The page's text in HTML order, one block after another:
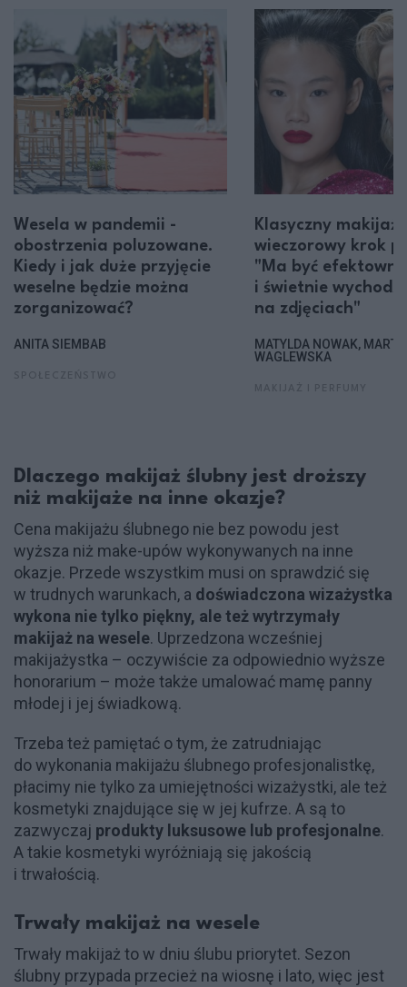
Wesela w pandemii -
obostrzenia poluzowane.
Kiedy i jak duże przyjęcie
weselne będzie można
zorganizować?
ANITA SIEMBAB
Klasyczny makijaż
wieczorowy krok
"Ma być
i świetnie
na zdjęciach"
MATYLDA NOWAK, MARTA
WAGLEWSKA
Dlaczego makijaż ślubny jest droższy
niż makijaże na inne okazje?
Cena makijażu ślubnego nie bez powodu jest
wyższa niż make-upów wykonywanych na inne
okazje. Przede wszystkim musi on sprawdzić się
w trudnych warunkach, a doświadczona wizażystka
wykona nie tylko piękny, ale też wytrzymały
makijaż na wesele. Uprzedzona wcześniej
makijażystka – oczywiście za odpowiednio wyższe
honorarium – może także umalować mamę panny
młodej i jej świadkową.
Trzeba też pamiętać o tym, że zatrudniając
do wykonania makijażu ślubnego profesjonalistkę,
płacimy nie tylko za umiejętności wizażystki, ale też
kosmetyki znajdujące się w jej kufrze. A są to
zazwyczaj produkty luksusowe lub profesjonalne.
A takie kosmetyki wyróżniają się jakością
i trwałością.
Trwały makijaż na wesele
Trwały makijaż to w dniu ślubu priorytet. Sezon
ślubny przypada przecież na wiosnę i lato, więc jest